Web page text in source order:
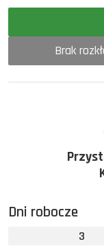
Brak
Dni robocze
3